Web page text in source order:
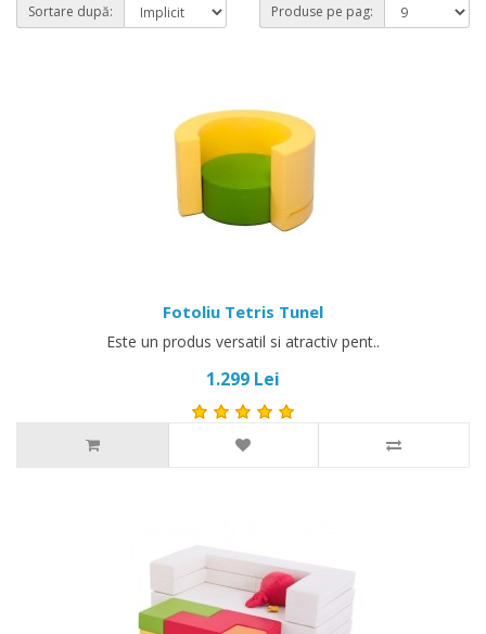
Sortare după: Produse pe pag:
Fotoliu Tetris Tunel
Este un produs versatil si atractiv pent..
1.299 Lei